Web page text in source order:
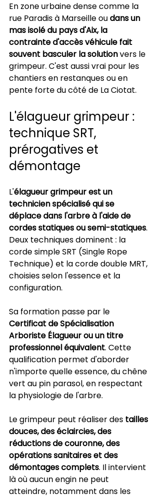
En zone urbaine dense comme la
rue Paradis à Marseille ou dans un
mas isolé du pays d'Aix, la
contrainte d'accès véhicule fait
souvent basculer la solution vers le
grimpeur. C'est aussi vrai pour les
chantiers en restanques ou en
pente forte du côté de La Ciotat.
L'élagueur grimpeur :
technique SRT,
prérogatives et
démontage
L'élagueur grimpeur est un
technicien spécialisé qui se
déplace dans l'arbre à l'aide de
cordes statiques ou semi-statiques.
Deux techniques dominent : la
corde simple SRT (Single Rope
Technique) et la corde double MRT,
choisies selon l'essence et la
configuration.
Sa formation passe par le
Certificat de Spécialisation
Arboriste Élagueur ou un titre
professionnel équivalent. Cette
qualification permet d'aborder
n'importe quelle essence, du chêne
vert au pin parasol, en respectant
la physiologie de l'arbre.
Le grimpeur peut réaliser des tailles
douces, des éclaircies, des
réductions de couronne, des
opérations sanitaires et des
démontages complets. Il intervient
là où aucun engin ne peut
atteindre, notamment dans les